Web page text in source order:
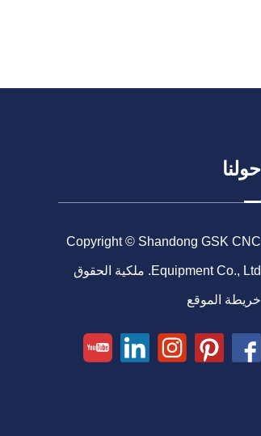
حولنا
Copyright © Shandong GSK CNC
Equipment Co., Ltd. ملكية الحقوق
خريطة الموقع